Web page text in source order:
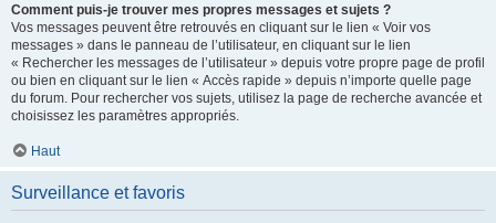
Comment puis-je trouver mes propres messages et sujets ?
Vos messages peuvent être retrouvés en cliquant sur le lien « Voir vos
messages » dans le panneau de l’utilisateur, en cliquant sur le lien
« Rechercher les messages de l’utilisateur » depuis votre propre page de profil
ou bien en cliquant sur le lien « Accès rapide » depuis n’importe quelle page
du forum. Pour rechercher vos sujets, utilisez la page de recherche avancée et
choisissez les paramètres appropriés.
Haut
Surveillance et favoris